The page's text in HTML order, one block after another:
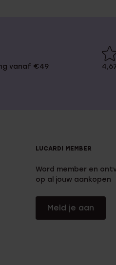
vanaf €49
LUCARDI MEMBER
Word member en
op al jouw aankopen
Meld je aan